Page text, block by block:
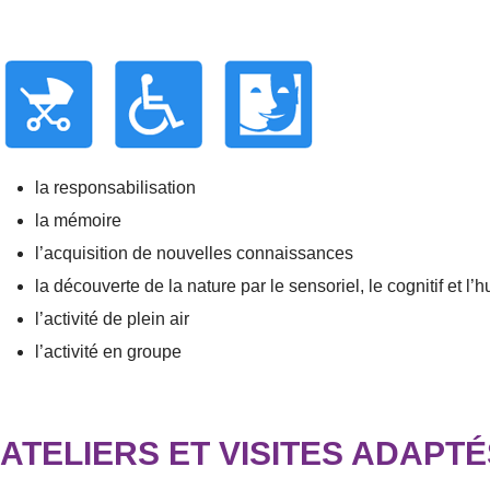
la responsabilisation
la mémoire
l’acquisition de nouvelles connaissances
la découverte de la nature par le sensoriel, le cognitif et
l’activité de plein air
l’activité en groupe
ATELIERS ET VISITES